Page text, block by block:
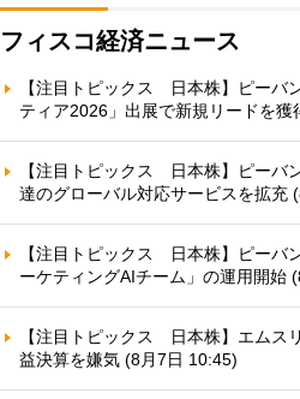
フィスコ経済ニュース
【注目トピックス 日本株】ピーバ
ティア2026」出展で新規リードを獲
【注目トピックス 日本株】ピーバ
達のグローバル対応サービスを拡充
【注目トピックス 日本株】ピーバ
ーケティングAIチーム」の運用開始
【注目トピックス 日本株】エムス
益決算を嫌気 (8月7日 10:45)